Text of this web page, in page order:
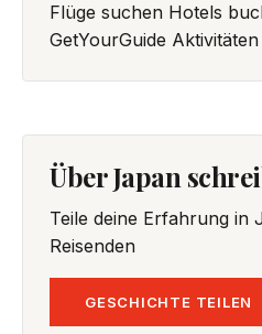
Flüge suchen Hotels
GetYourGuide
Über Japan
Teile deine Erfahrung in
Reisenden
GESCHICHTE TEILEN